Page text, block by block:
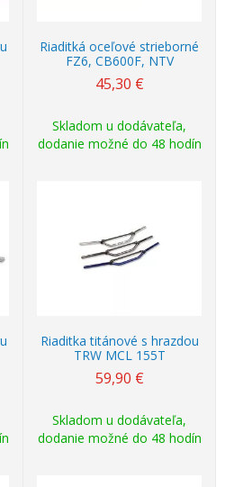
Riaditká oceľové strieborné
FZ6, CB600F, NTV
45,30 €
Skladom u dodávateľa,
dodanie možné do 48 hodín
Riaditka titánové s hrazdou
TRW MCL 155T
59,90 €
Skladom u dodávateľa,
dodanie možné do 48 hodín